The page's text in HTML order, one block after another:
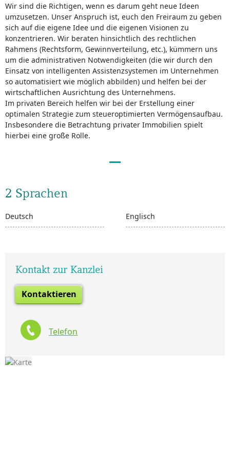
Wir sind die Richtigen, wenn es darum geht neue Ideen
umzusetzen. Unser Anspruch ist, euch den Freiraum zu geben
sich auf die eigene Idee und die eigenen Visionen zu
konzentrieren. Wir beraten hinsichtlich des rechtlichen
Rahmens (Rechtsform, Gewinnverteilung, etc.), kümmern uns
um die administrativen Notwendigkeiten (die wir durch den
Einsatz von intelligenten Assistenzsystemen im Unternehmen
so automatisiert wie möglich abbilden) und helfen bei der
wirtschaftlichen Ausrichtung des Unternehmens.
Im privaten Bereich helfen wir bei der Erstellung einer
optimalen Strategie zum steueroptimierten Vermögensaufbau.
Insbesondere die Betrachtung privater Immobilien spielt
hierbei eine große Rolle.
2 Sprachen
Deutsch Englisch
Kontakt zur Kanzlei
Kontaktieren
Telefon